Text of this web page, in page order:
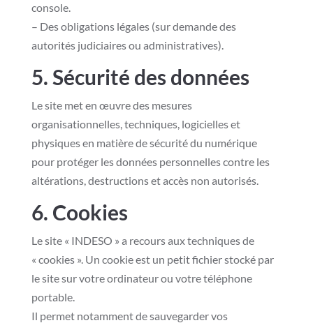
console.
– Des obligations légales (sur demande des
autorités judiciaires ou administratives).
5. Sécurité des données
Le site met en œuvre des mesures
organisationnelles, techniques, logicielles et
physiques en matière de sécurité du numérique
pour protéger les données personnelles contre les
altérations, destructions et accès non autorisés.
6. Cookies
Le site « INDESO » a recours aux techniques de
« cookies ». Un cookie est un petit fichier stocké par
le site sur votre ordinateur ou votre téléphone
portable.
Il permet notamment de sauvegarder vos